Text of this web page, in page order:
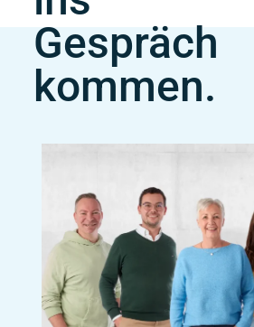
Gespräch
kommen.